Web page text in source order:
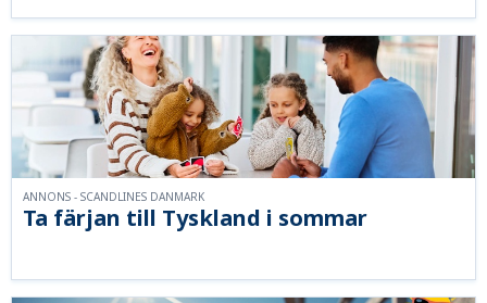
Ta färjan till Tyskland i sommar
ANNONS - SCANDLINES DANMARK